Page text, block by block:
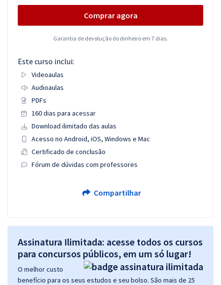
Comprar agora
Garantia de devolução do dinheiro em 7 dias.
Este curso inclui:
Videoaulas
Audioaulas
PDFs
160 dias para acessar
Download ilimitado das aulas
Acesso no Android, iOS, Windows e Mac
Certificado de conclusão
Fórum de dúvidas com professores
Compartilhar
Assinatura Ilimitada: acesse todos os cursos
para concursos públicos, em um só lugar!
O melhor custo
benefício para os seus estudos e seu bolso. São mais de 25